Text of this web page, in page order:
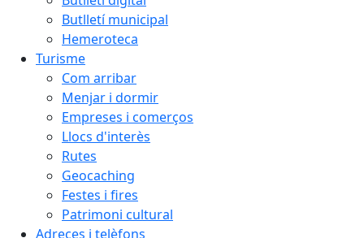
Butlletí municipal
Hemeroteca
Turisme
Com arribar
Menjar i dormir
Empreses i comerços
Llocs d'interès
Rutes
Geocaching
Festes i fires
Patrimoni cultural
Adreces i telèfons